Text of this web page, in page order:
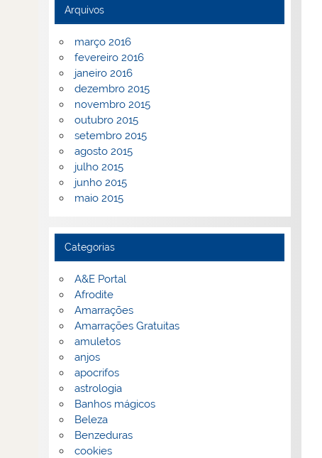
Arquivos
março 2016
fevereiro 2016
janeiro 2016
dezembro 2015
novembro 2015
outubro 2015
setembro 2015
agosto 2015
julho 2015
junho 2015
maio 2015
Categorias
A&E Portal
Afrodite
Amarrações
Amarrações Gratuitas
amuletos
anjos
apocrifos
astrologia
Banhos mágicos
Beleza
Benzeduras
cookies